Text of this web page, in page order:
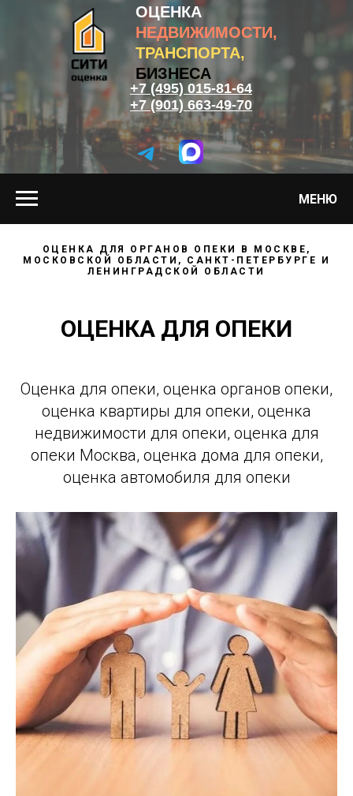
ОЦЕНКА
НЕДВИЖИМОСТИ,
ТРАНСПОРТА,
БИЗНЕСА
+7 (495) 015-81-64
+7 (901) 663-49-70
МЕНЮ
ОЦЕНКА ДЛЯ ОРГАНОВ ОПЕКИ В МОСКВЕ,
МОСКОВСКОЙ ОБЛАСТИ, САНКТ-ПЕТЕРБУРГЕ И
ЛЕНИНГРАДСКОЙ ОБЛАСТИ
ОЦЕНКА ДЛЯ ОПЕКИ
Оценка для опеки, оценка органов опеки,
оценка квартиры для опеки, оценка
недвижимости для опеки, оценка для
опеки Москва, оценка дома для опеки,
оценка автомобиля для опеки